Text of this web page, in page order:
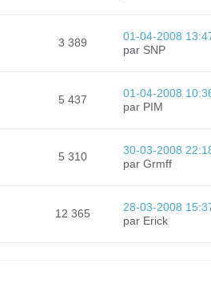
3 389
01-04-2008
par SNP
5 437
01-04-2008
par PIM
5 310
30-03-2008
par Grmff
12 365
28-03-2008
par Erick